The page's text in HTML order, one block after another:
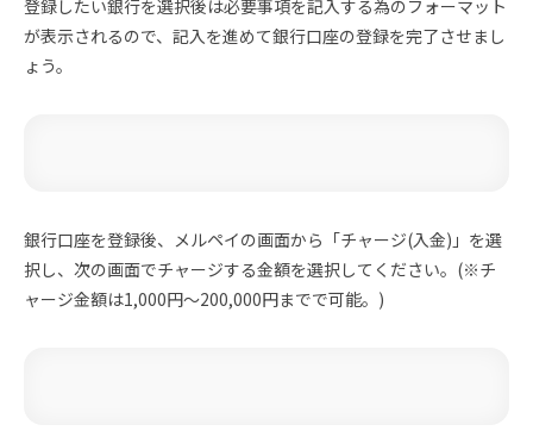
登録したい銀行を選択後は必要事項を記入する為のフォーマット
が表示されるので、記入を進めて銀行口座の登録を完了させまし
ょう。
銀行口座を登録後、メルペイの画面から「チャージ(入金)」を選
択し、次の画面でチャージする金額を選択してください。(※チ
ャージ金額は1,000円〜200,000円までで可能。)